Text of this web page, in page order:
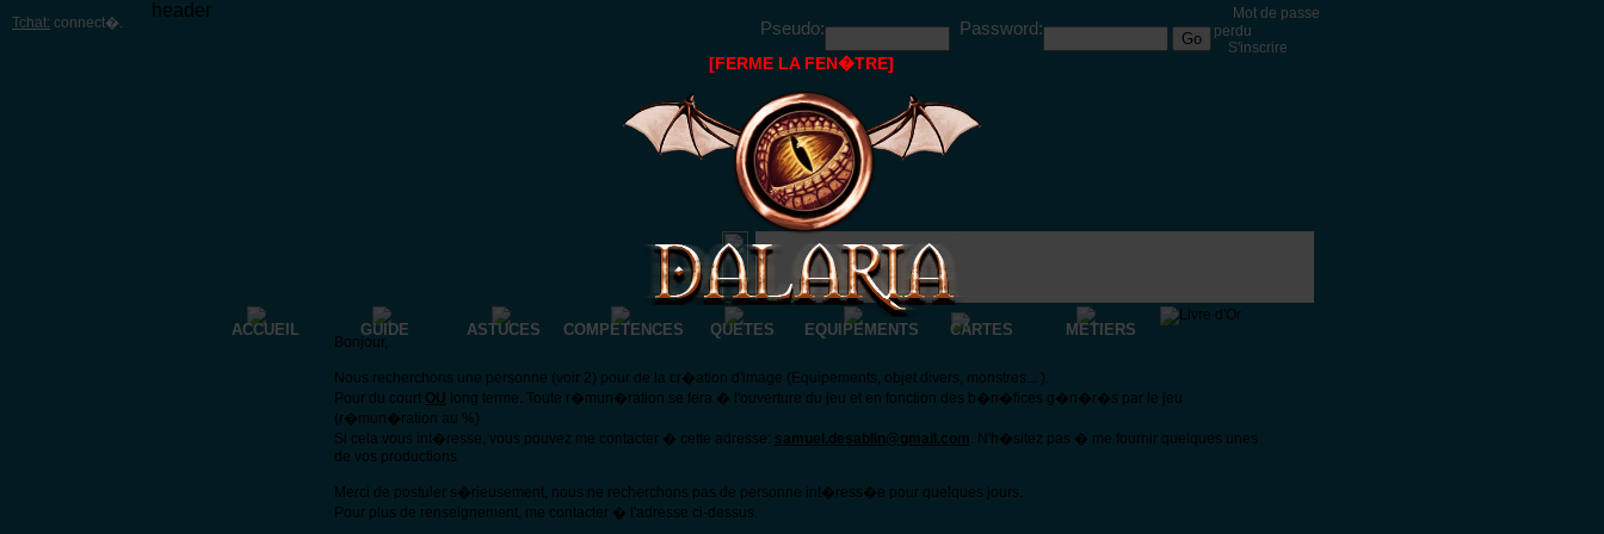
Tchat: connect�.
header
Pseudo:
Password:
Mot de passe
perdu
S'inscrire
ACCUEIL GUIDE ASTUCES COMPETENCES QUETES EQUIPEMENTS CARTES METIERS
[FERME LA FEN�TRE]
Bonjour,
Nous recherchons une personne (voir 2) pour de la cr�ation d'image (Equipements, objet divers, monstres... ).
Pour du court OU long terme. Toute r�mun�ration se fera � l'ouverture du jeu et en fonction des b�n�fices g�n�r�s par le jeu
(r�mun�ration au %)
Si cela vous int�resse, vous pouvez me contacter � cette adresse: samuel.desablin@gmail.com. N'h�sitez pas � me fournir quelques unes
de vos productions
Merci de postuler s�rieusement, nous ne recherchons pas de personne int�ress�e pour quelques jours.
Pour plus de renseignement, me contacter � l'adresse ci-dessus.